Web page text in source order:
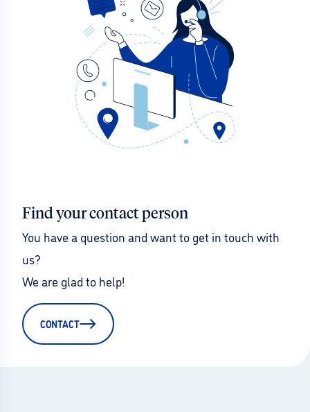
Find your contact person
You have a question and want to get in touch with
us?
We are glad to help!
CONTACT